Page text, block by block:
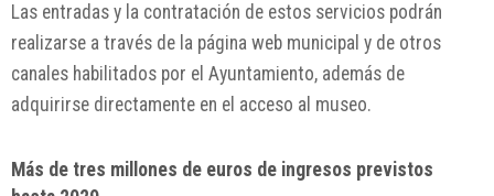
Las entradas y la contratación de estos servicios podrán
realizarse a través de la página web municipal y de otros
canales habilitados por el Ayuntamiento, además de
adquirirse directamente en el acceso al museo.
Más de tres millones de euros de ingresos previstos